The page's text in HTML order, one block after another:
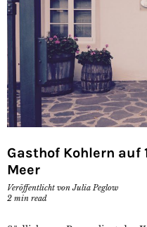
Gasthof Kohlern auf
Meer
Veröffentlicht vonJulia Peglow
2 min read